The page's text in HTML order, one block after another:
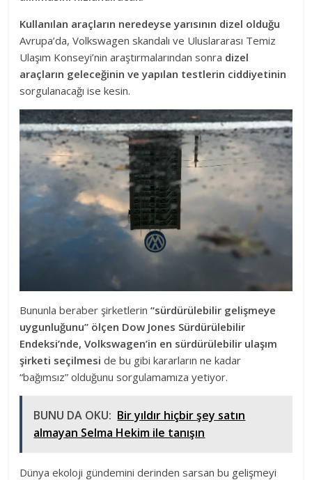
Kullanılan araçların neredeyse yarısının dizel olduğu
Avrupa’da, Volkswagen skandalı ve Uluslararası Temiz
Ulaşım Konseyi’nin araştırmalarından sonra dizel
araçların geleceğinin ve yapılan testlerin ciddiyetinin
sorgulanacağı ise kesin.
Bununla beraber şirketlerin“sürdürülebilir gelişmeye
uygunluğunu” ölçen Dow Jones Sürdürülebilir
Endeksi’nde, Volkswagen’in en sürdürülebilir ulaşım
şirketi seçilmeside bu gibi kararların ne kadar
“bağımsız” olduğunu sorgulamamıza yetiyor.
BUNU DA OKU: Bir yıldır hiçbir şey satın
almayan Selma Hekim ile tanışın
Dünya ekoloji gündemini derinden sarsan bu gelişmeyi